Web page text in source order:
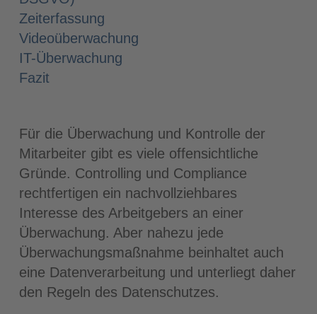
Zeiterfassung
Videoüberwachung
IT-Überwachung
Fazit
Für die Überwachung und Kontrolle der
Mitarbeiter gibt es viele offensichtliche
Gründe. Controlling und Compliance
rechtfertigen ein nachvollziehbares
Interesse des Arbeitgebers an einer
Überwachung. Aber nahezu jede
Überwachungsmaßnahme beinhaltet auch
eine Datenverarbeitung und unterliegt daher
den Regeln des Datenschutzes.